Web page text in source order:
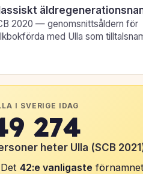
2020 — genomsnittsåldern för
med Ulla som
I SVERIGE IDAG
274
heter Ulla (SCB
Det 42:e vanligaste